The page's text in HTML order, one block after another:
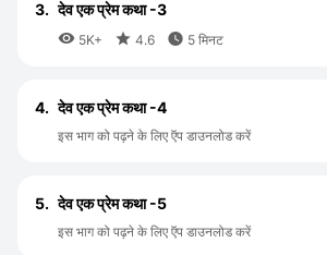
3. देव एक प्रेम कथा -3
 5K+  4.6  5 मिनट
4. देव एक प्रेम कथा -4
इस भाग को पढ़ने के लिए ऍप डाउनलोड करें
5. देव एक प्रेम कथा -5
इस भाग को पढ़ने के लिए ऍप डाउनलोड करें